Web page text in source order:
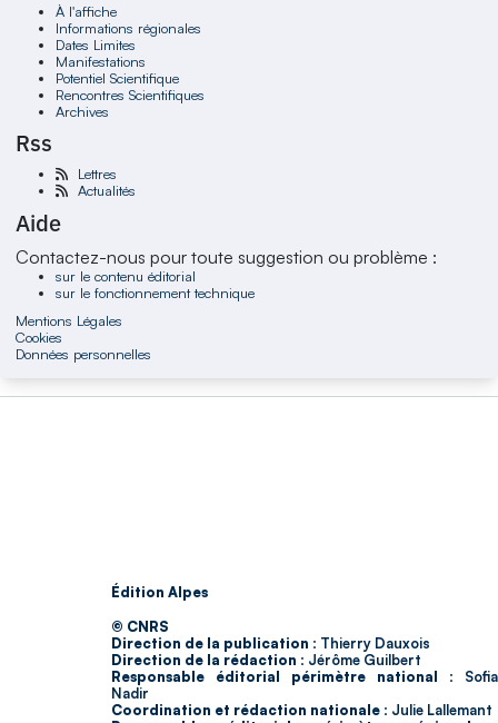
À l'affiche
Informations régionales
Dates Limites
Manifestations
Potentiel Scientifique
Rencontres Scientifiques
Archives
Rss
Lettres
Actualités
Aide
Contactez-nous pour toute suggestion ou problème :
sur le contenu éditorial
sur le fonctionnement technique
Mentions Légales
Cookies
Données personnelles
Édition Alpes
© CNRS
Direction de la publication : Thierry Dauxois
Direction de la rédaction : Jérôme Guilbert
Responsable éditorial périmètre national : Sofia
Nadir
Coordination et rédaction nationale : Julie Lallemant